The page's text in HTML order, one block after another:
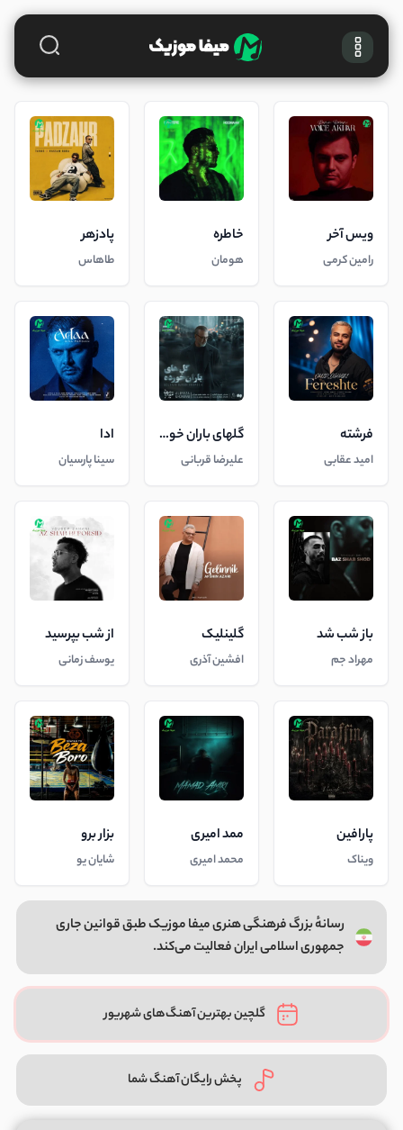
ویس آخر
رامین کرمی
خاطره
هومان
پادزهر
طاهاس
فرشته
امید عقابی
گلهای باران خورده
علیرضا قربانی
ادا
سینا پارسیان
باز شب شد
مهراد جم
گلینلیک
افشین آذری
از شب بپرسید
یوسف زمانی
پارافین
ویناک
ممد امیری
محمد امیری
بزار برو
شایان یو
رسانهٔ بزرگ فرهنگی هنری میفا موزیک طبق قوانین جاری
جمهوری اسلامی ایران فعالیت می‌کند.
گلچین بهترین آهنگ‌های شهریور
پخش رایگان آهنگ شما